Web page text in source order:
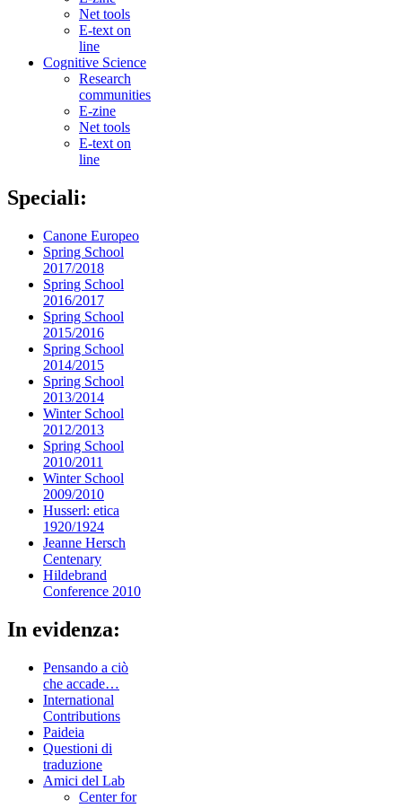
Net tools
E-text on
line
Cognitive Science
Research
communities
E-zine
Net tools
E-text on
line
Speciali:
Canone Europeo
Spring School
2017/2018
Spring School
2016/2017
Spring School
2015/2016
Spring School
2014/2015
Spring School
2013/2014
Winter School
2012/2013
Spring School
2010/2011
Winter School
2009/2010
Husserl: etica
1920/1924
Jeanne Hersch
Centenary
Hildebrand
Conference 2010
In evidenza:
Pensando a ciò
che accade…
International
Contributions
Paideia
Questioni di
traduzione
Amici del Lab
Center for